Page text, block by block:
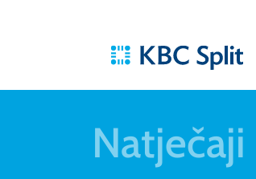
Natječaji